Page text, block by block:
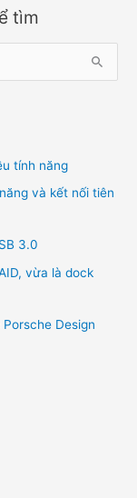
tìm
tính năng
và kết nối tiên
3.0
vừa là dock
Design